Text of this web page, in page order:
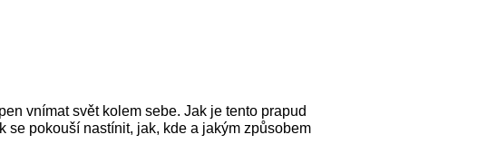
vnímat svět kolem sebe. Jak je tento prapud
pokouší nastínit, jak, kde a jakým způsobem